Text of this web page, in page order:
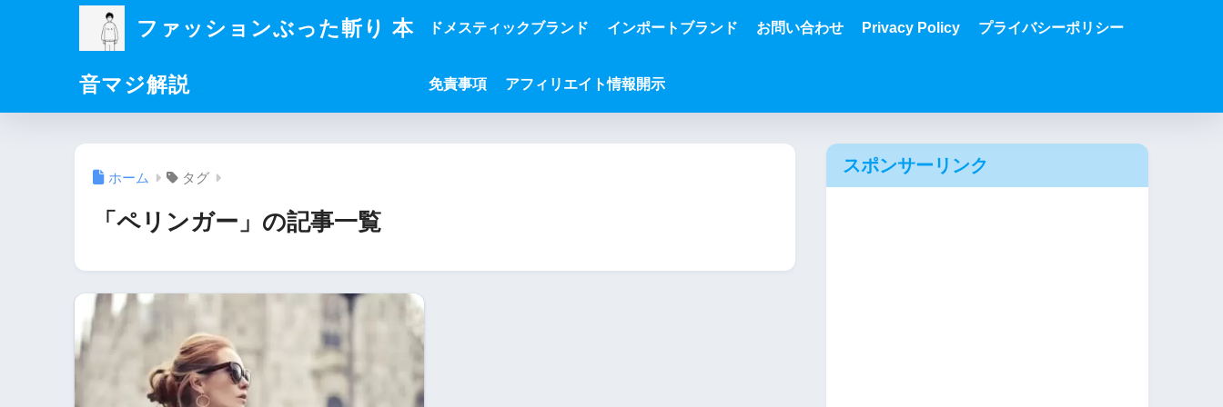
ファッションぶった斬り 本
音マジ解説
ドメスティックブランド インポートブランド お問い合わせ Privacy Policy プライバシーポリシー
免責事項 アフィリエイト情報開示
ホーム タグ
「ペリンガー」の記事一覧
スポンサーリンク